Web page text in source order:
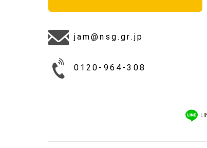
jam@nsg.gr.jp
0120-964-308